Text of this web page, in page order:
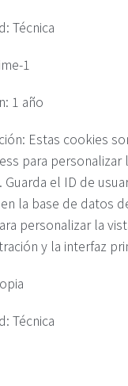
Técnica
1
1 año
Estas cookies
para personalizar
Guarda el ID de
la base de datos
personalizar la
y la interfaz
Técnica